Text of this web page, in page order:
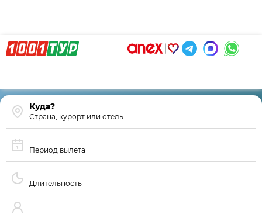
Страна, курорт или отель
Период вылета
Длительность